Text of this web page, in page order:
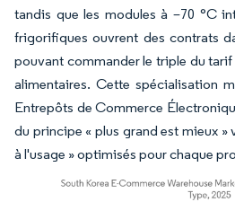
tandis que les modules à –70 °C
frigorifiques ouvrent des contrats
pouvant commander le triple du
alimentaires. Cette spécialisation
Entrepôts de Commerce
du principe « plus grand est mieux
à l'usage » optimisés pour chaque